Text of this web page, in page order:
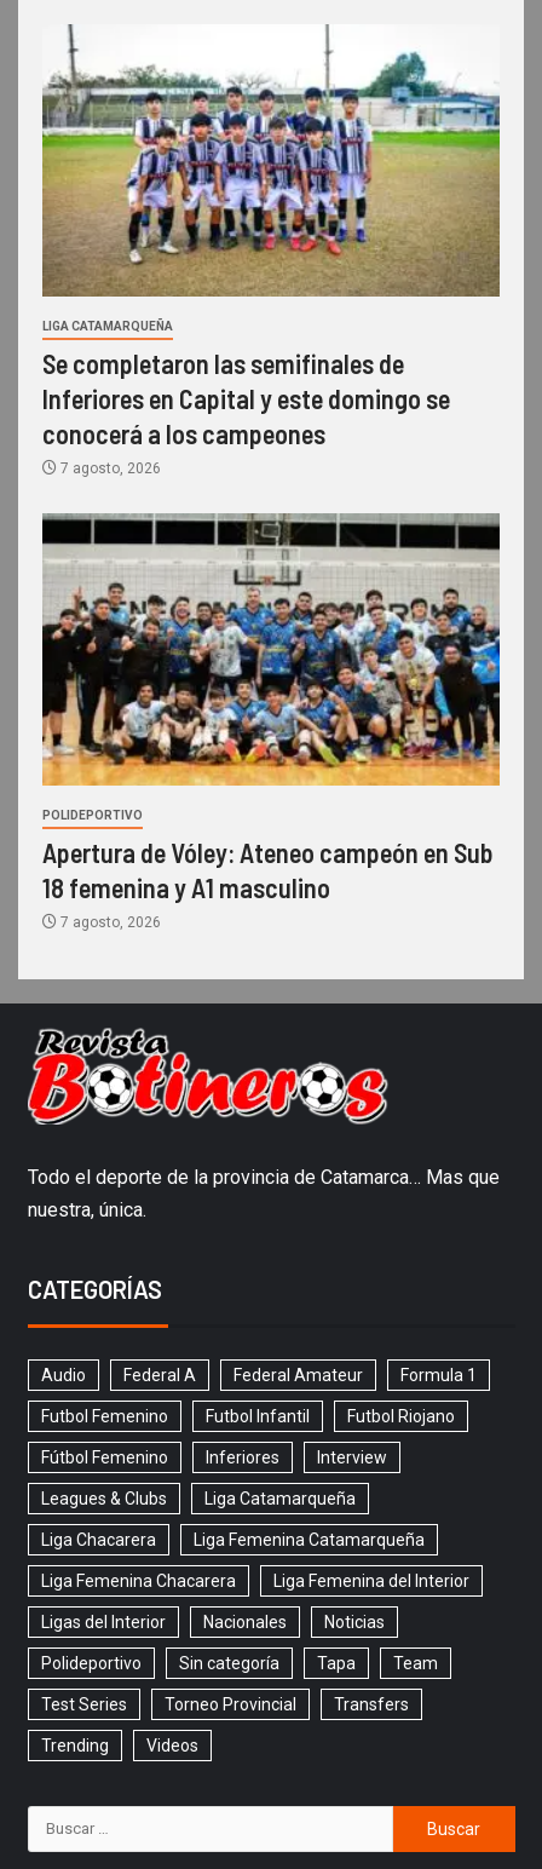
LIGA CATAMARQUEÑA
Se completaron las semifinales de
Inferiores en Capital y este domingo se
conocerá a los campeones
7 agosto, 2026
POLIDEPORTIVO
Apertura de Vóley: Ateneo campeón en Sub
18 femenina y A1 masculino
7 agosto, 2026
Todo el deporte de la provincia de Catamarca… Mas que
nuestra, única.
CATEGORÍAS
Audio Federal A Federal Amateur Formula 1
Futbol Femenino Futbol Infantil Futbol Riojano
Fútbol Femenino Inferiores Interview
Leagues & Clubs Liga Catamarqueña
Liga Chacarera Liga Femenina Catamarqueña
Liga Femenina Chacarera Liga Femenina del Interior
Ligas del Interior Nacionales Noticias
Polideportivo Sin categoría Tapa Team
Test Series Torneo Provincial Transfers
Trending Videos